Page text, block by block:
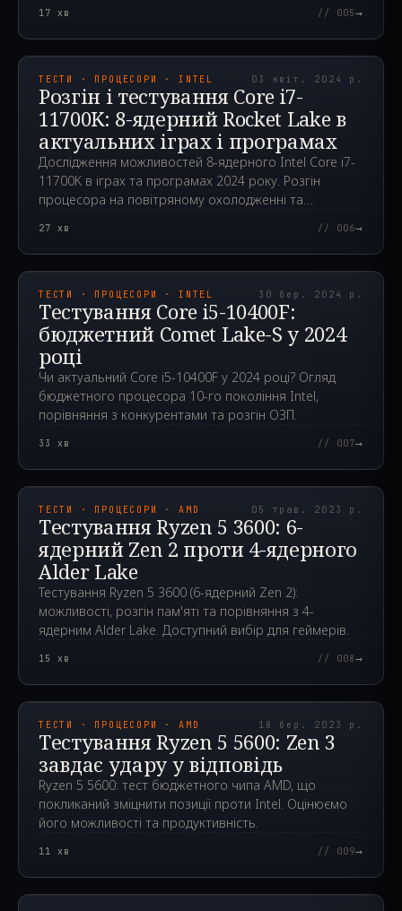
17 хв // 005→
2024.04.03T08:01:56.000Z
ТЕСТИ · ПРОЦЕСОРИ · INTEL 03 квіт. 2024 р.
Розгін і тестування Core i7-
11700K: 8-ядерний Rocket Lake в
актуальних іграх і програмах
Дослідження можливостей 8-ядерного Intel Core i7-
11700K в іграх та програмах 2024 року. Розгін
процесора на повітряному охолодженні та
27 хв // 006→
2024.03.30T02:33:06.000Z
ТЕСТИ · ПРОЦЕСОРИ · INTEL 30 бер. 2024 р.
Тестування Core i5-10400F:
бюджетний Comet Lake-S у 2024
році
Чи актуальний Core i5-10400F у 2024 році? Огляд
бюджетного процесора 10-го покоління Intel,
порівняння з конкурентами та розгін ОЗП.
33 хв // 007→
2023.05.05T14:01:55.000Z
ТЕСТИ · ПРОЦЕСОРИ · AMD 05 трав. 2023 р.
Тестування Ryzen 5 3600: 6-
ядерний Zen 2 проти 4-ядерного
Alder Lake
Тестування Ryzen 5 3600 (6-ядерний Zen 2):
можливості, розгін пам'яті та порівняння з 4-
ядерним Alder Lake. Доступний вибір для геймерів.
15 хв // 008→
2023.03.18T04:46:55.000Z
ТЕСТИ · ПРОЦЕСОРИ · AMD 18 бер. 2023 р.
Тестування Ryzen 5 5600: Zen 3
завдає удару у відповідь
Ryzen 5 5600: тест бюджетного чипа AMD, що
покликаний зміцнити позиції проти Intel. Оцінюємо
його можливості та продуктивність.
11 хв // 009→
2023.02.13T06:13:19.000Z